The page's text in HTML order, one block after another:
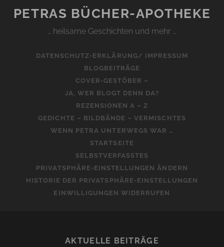
PETRAS BÜCHER-APOTHEKE
… heilsame Geschichten und mehr …
DATENSCHUTZ-ERKLÄRUNG/ IMPRESSUM
BLOGBEITRÄGE
COVER-GESTÖBER –
JA, WER BLOGT DENN DA?
REZENSIONEN A – Z
GEDICHTE – BILDBÄNDE – VERMISCHTES
WENN PETRA UNTERWEGS WAR …
STARTSEITE
SELBSTVERFASSTES
PRIVATSPHÄRE-EINSTELLUNGEN ÄNDERN
HISTORIE DER PRIVATSPHÄRE-EINSTELLUNGEN
EINWILLIGUNGEN WIDERRUFEN
AKTUELLE BEITRÄGE